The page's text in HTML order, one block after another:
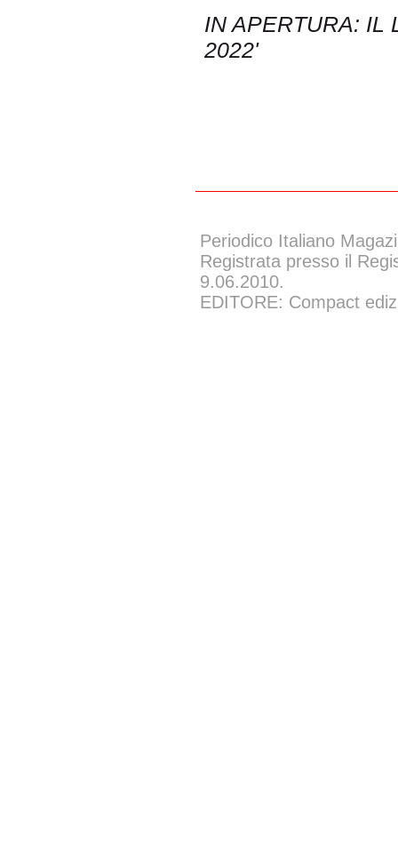
IN APERTURA: IL
2022'
Periodico Italiano
Registrata presso il
9.06.2010.
EDITORE: Compact